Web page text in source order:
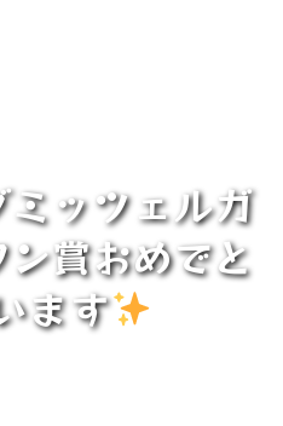
ミッツェルガ
賞おめでと
ます